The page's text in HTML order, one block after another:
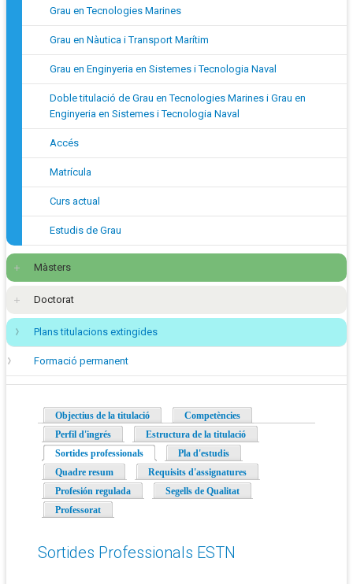
Grau en Tecnologies Marines
Grau en Nàutica i Transport Marítim
Grau en Enginyeria en Sistemes i Tecnologia Naval
Doble titulació de Grau en Tecnologies Marines i Grau en
Enginyeria en Sistemes i Tecnologia Naval
Accés
Matrícula
Curs actual
Estudis de Grau
Màsters
Doctorat
Plans titulacions extingides
Formació permanent
Objectius de la titulació
Competències
Perfil d'ingrés
Estructura de la titulació
Sortides professionals (pestanya activa)
Pla d'estudis
Quadre resum
Requisits d'assignatures
Profesión regulada
Segells de Qualitat
Professorat
Sortides Professionals ESTN